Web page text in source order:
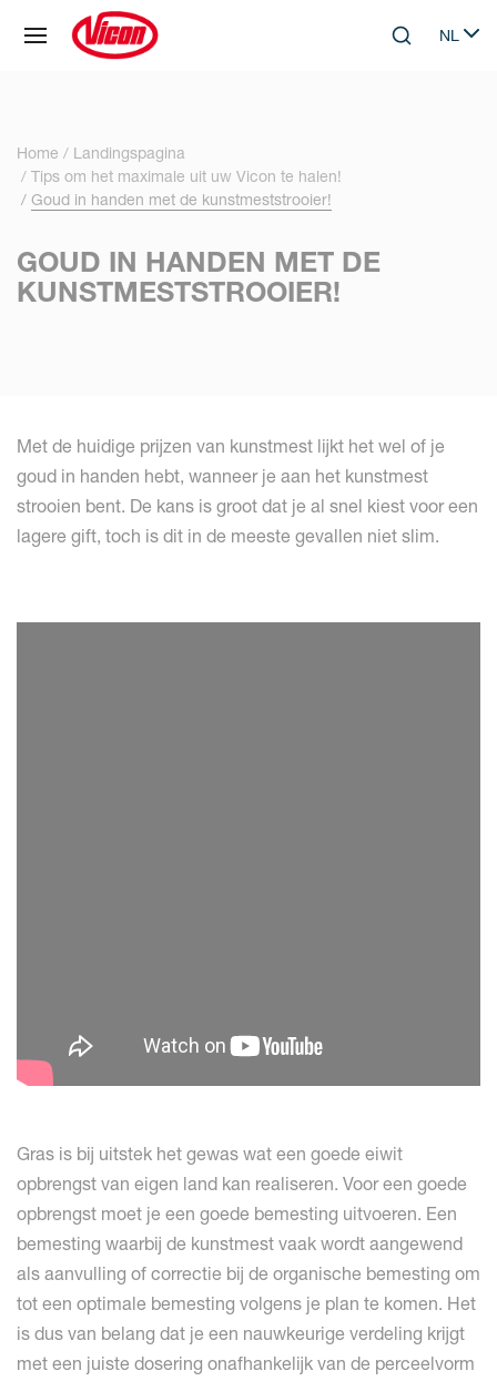
Skip to main contentSearchNL
Select
Home
Landingspagina
Tips om het maximale uit uw Vicon te halen!
Goud in handen met de kunstmeststrooier!
GOUD IN HANDEN MET DE
KUNSTMESTSTROOIER!
Met de huidige prijzen van kunstmest lijkt het wel of je
goud in handen hebt, wanneer je aan het kunstmest
strooien bent. De kans is groot dat je al snel kiest voor een
lagere gift, toch is dit in de meeste gevallen niet slim.
Gras is bij uitstek het gewas wat een goede eiwit
opbrengst van eigen land kan realiseren. Voor een goede
opbrengst moet je een goede bemesting uitvoeren. Een
bemesting waarbij de kunstmest vaak wordt aangewend
als aanvulling of correctie bij de organische bemesting om
tot een optimale bemesting volgens je plan te komen. Het
is dus van belang dat je een nauwkeurige verdeling krijgt
met een juiste dosering onafhankelijk van de perceelvorm
Cookies beheer paneel